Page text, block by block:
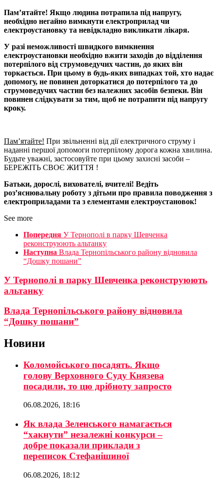
Пам’ятайте! Якщо людина потрапила під напругу,
необхідно негайно вимкнути електроприлад чи
електроустановку та невідкладно викликати лікаря.
У разі неможливості швидкого вимкнення
електроустановки необхідно вжити заходів до відділення
потерпілого від струмоведучих частин, до яких він
торкається. При цьому в будь-яких випадках той, хто надає
допомогу, не повинен доторкатися до потерпілого та до
струмоведучих частин без належних засобів безпеки. Він
повинен слідкувати за тим, щоб не потрапити під напругу
кроку.
Пам’ятайте! При звільненні від дії електричного струму і
наданні першої допомоги потерпілому дорога кожна хвилина.
Будьте уважні, застосовуйте при цьому захисні засоби –
БЕРЕЖІТЬ СВОЄ ЖИТТЯ !
Батьки, дорослі, вихователі, вчителі! Ведіть
роз’яснювальну роботу з дітьми про правила поводження з
електроприладами та з елементами електроустановок!
See more
Попередня У Тернополі в парку Шевченка
реконструюють альтанку
Наступна Влада Тернопільського району відновила
“Дошку пошани”
У Тернополі в парку Шевченка реконструюють
альтанку
Влада Тернопільського району відновила
“Дошку пошани”
Новини
Коломойського посадять. Якщо
голову Верховного Суду Князева
посадили, то цю дрібноту запросто
06.08.2026, 18:16
Як влада Зеленського намагається
“хакнути” незалежні конкурси –
добре показали приклади з
переписок Стефанішиної
06.08.2026, 18:12